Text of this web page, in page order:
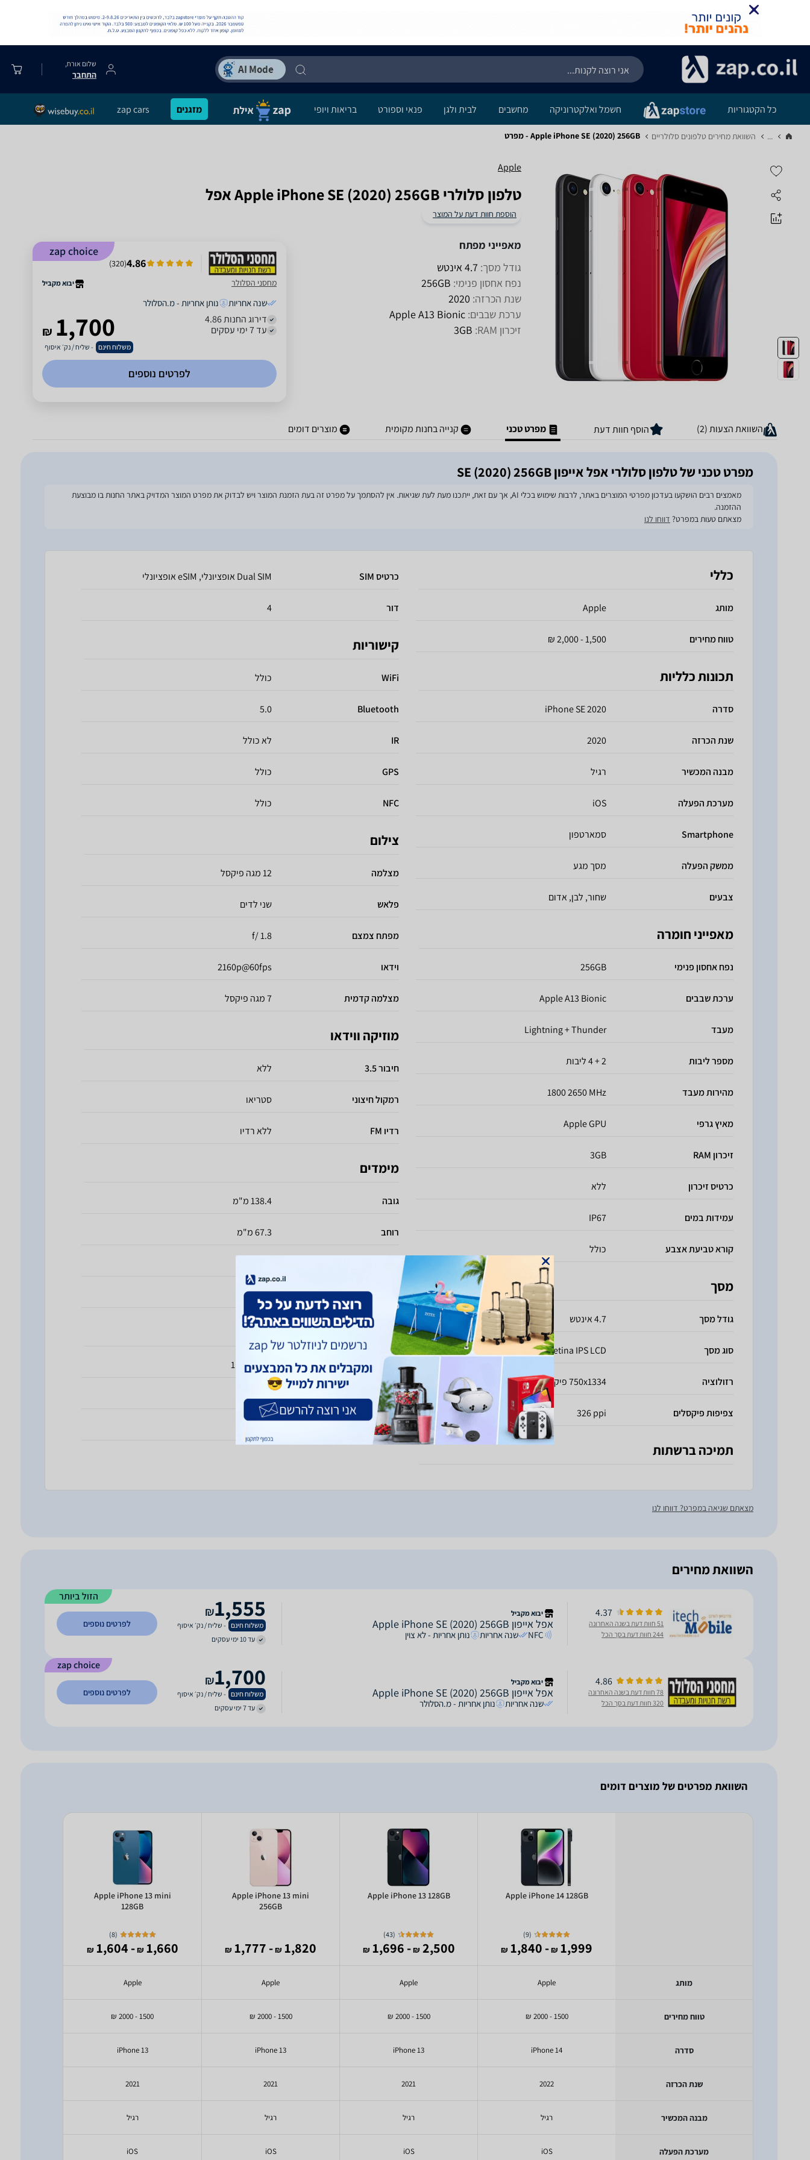
שלום אורח,
התחבר
כל הקטגוריות חשמל ואלקטרוניקה מחשבים לבית ולגן פנאי וספורט בריאות ויופי מזגנים zap cars
... השוואת מחירים טלפונים סלולריים‏ Apple iPhone SE (2020) 256GB - מפרט
Apple
טלפון סלולרי Apple iPhone SE (2020) 256GB אפל
הוספת חוות דעת על המוצר
מאפייני מפתח
גודל מסך: 4.7 אינטש
נפח אחסון פנימי: 256GB
שנת הכרזה: 2020
ערכת שבבים: Apple A13 Bionic
זיכרון RAM:
3GB
zap choice
4.86
(
320
)
מחסני הסלולר
יבוא מקביל
שנה אחריות נותן אחריות - מ.הסלולר
דירוג החנות 4.86
עד 7 ימי עסקים
₪ 1,700
משלוח חינם - שליח / נק׳ איסוף
לפרטים נוספים
השוואת הצעות (2) הוסף חוות דעת מפרט טכני קנייה בחנות מקומית מוצרים דומים
מפרט טכני של טלפון סלולרי אפל אייפון SE (2020) 256GB
מאמצים רבים הושקעו בעדכון מפרטי המוצרים באתר, לרבות שימוש בכלי AI, אך עם זאת, ייתכנו מעת לעת שגיאות. אין להסתמך על מפרט זה בעת הזמנת המוצר ויש לבדוק את מפרט המוצר המדויק באתר החנות בו מבוצעת
ההזמנה.
מצאתם טעות במפרט? דווחו לנו
כללי
מותג Apple
טווח מחירים 1,500 - 2,000 ₪
תכונות כלליות
סדרה iPhone SE 2020
שנת הכרזה 2020
מבנה המכשיר רגיל
מערכת הפעלה iOS
Smartphone סמארטפון
ממשק הפעלה מסך מגע
צבעים שחור, לבן, אדום
מאפייני חומרה
נפח אחסון פנימי 256GB
ערכת שבבים Apple A13 Bionic
מעבד Lightning + Thunder
מספר ליבות 2 + 4 ליבות
מהירות מעבד 1800 2650 MHz
מאיץ גרפי Apple GPU
זיכרון RAM 3GB
כרטיס זיכרון ללא
עמידות במים IP67
קורא טביעת אצבע כולל
מסך
גודל מסך 4.7 אינטש
סוג מסך Retina IPS LCD
רזולוציה 750x1334 פיקסלים
צפיפות פיקסלים 326 ppi
תמיכה ברשתות
כרטיס SIM Dual SIM אופציונלי, eSIM אופציונלי
דור 4
קישוריות
WiFi כולל
Bluetooth
5.0
IR לא כולל
GPS כולל
NFC כולל
צילום
מצלמה 12 מגה פיקסל
פלאש שני לדים
מפתח צמצם 1.8 /f
וידאו 2160p@60fps
מצלמה קדמית 7 מגה פיקסל
מוזיקה ווידאו
חיבור 3.5 ללא
רמקול חיצוני סטריאו
רדיו FM ללא רדיו
מימדים
גובה 138.4 מ"מ
רוחב 67.3 מ"מ
משקל 148 גרם
סוללה
קיבולת הסוללה 1,821 mAh
סוללה נשלפת לא
טעינה אלחוטית
מצאתם שגיאה במפרט? דווחו לנו
השוואת מחירים
הזול ביותר
4.37
51 חוות דעת בשנה האחרונה
244 חוות דעת בסך הכל
יבוא מקביל
אפל אייפון Apple iPhone SE (2020) 256GB
NFC שנה אחריות נותן אחריות - לא צוין
1,555
₪
משלוח חינם - שליח / נק׳ איסוף
עד 10 ימי עסקים
לפרטים נוספים
zap choice
4.86
78 חוות דעת בשנה האחרונה
320 חוות דעת בסך הכל
יבוא מקביל
אפל אייפון Apple iPhone SE (2020) 256GB
שנה אחריות נותן אחריות - מ.הסלולר
1,700
₪
משלוח חינם - שליח / נק׳ איסוף
עד 7 ימי עסקים
לפרטים נוספים
השוואת מפרטים של מוצרים דומים
מותג
טווח מחירים
סדרה
שנת הכרזה
מבנה המכשיר
מערכת הפעלה
Apple iPhone 14 128GB
(
9
)
1,999
₪
- 1,840
₪
Apple
1500 - 2000 ₪
iPhone 14
2022
רגיל
iOS
Apple iPhone 13 128GB
(
43
)
2,500
₪
- 1,696
₪
Apple
1500 - 2000 ₪
iPhone 13
2021
רגיל
iOS
Apple iPhone 13 mini
256GB
1,820
₪
- 1,777
₪
Apple
1500 - 2000 ₪
iPhone 13
2021
רגיל
iOS
Apple iPhone 13 mini
128GB
(
8
)
1,660
₪
- 1,604
₪
Apple
1500 - 2000 ₪
iPhone 13
2021
רגיל
iOS